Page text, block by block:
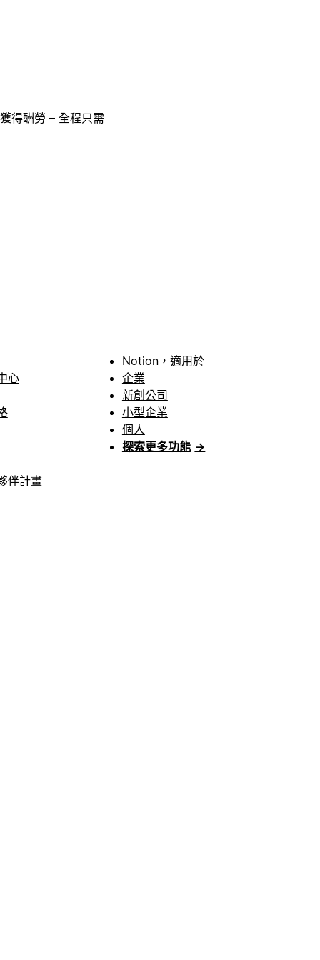
得酬勞 – 全程只需
心
伴計畫
Notion，適用於
企業
新創公司
小型企業
個人
探索更多功能 →